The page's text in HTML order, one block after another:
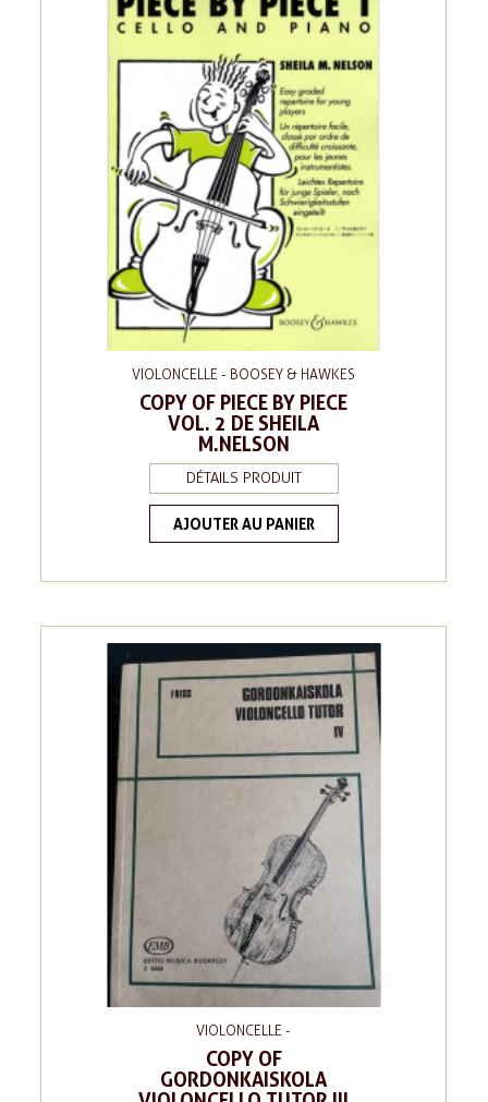
VIOLONCELLE - BOOSEY & HAWKES
COPY OF PIECE BY PIECE
VOL. 2 DE SHEILA
M.NELSON
DÉTAILS PRODUIT
AJOUTER AU PANIER
VIOLONCELLE -
COPY OF
GORDONKAISKOLA